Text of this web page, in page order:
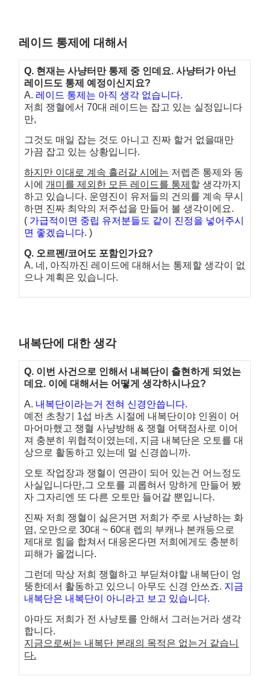
레이드 통제에 대해서
Q. 현재는 사냥터만 통제 중 인데요. 사냥터가 아닌
레이드도 통제 예정이신지요?
A. 레이드 통제는 아직 생각 없습니다.
저희 쟁혈에서 70대 레이드는 잡고 있는 실정입니다
만,
그것도 매일 잡는 것도 아니고 진짜 할거 없을때만
가끔 잡고 있는 상황입니다.
하지만 이대로 계속 흘러갈 시에는 저렙존 통제와 동
시에 개미를 제외한 모든 레이드를 통제 할생각까지
하고 있습니다. 운영진이 유저들의 건의를 계속 무시
하면 진짜 최악의 저주섭을 만들어 볼 생각이에요.
( 가급적이면 중립 유저분들도 같이 진정을 넣어주시
면 좋겠습니다. )
Q. 오르펜/코어도 포함인가요?
A. 네, 아직까진 레이드에 대해서는 통제할 생각이 없
으나 계획은 있습니다.
내복단에 대한 생각
Q. 이번 사건으로 인해서 내복단이 출현하게 되었는
데요. 이에 대해서는 어떻게 생각하시나요?
A. 내복단이라는거 전혀 신경안씁니다.
예전 초창기 1섭 바츠 시절에 내복단이야 인원이 어
마어마했고 쟁혈 사냥방해 & 쟁혈 어택점사로 이어
져 충분히 위협적이였는데, 지금 내복단은 오토를 대
상으로 활동하고 있는데 멀 신경씁니까.
오토 작업장과 쟁혈이 연관이 되어 있는건 어느정도
사실입니다만,그 오토를 괴롭혀서 망하게 만들어 봤
자 그자리엔 또 다른 오토만 들어갈 뿐입니다.
진짜 저희 쟁혈이 싫은거면 저희가 주로 사냥하는 화
염, 오만으로 30대 ~ 60대 렙의 부캐나 본캐등으로
제대로 힘을 합쳐서 대응온다면 저희에게도 충분히
피해가 올껍니다.
그런데 막상 저희 쟁혈하고 부딛쳐야할 내복단이 엉
뚱한데서 활동하고 있으니 아무도 신경 안쓰죠. 지금
내복단은 내복단이 아니라고 보고 있습니다.
아마도 저희가 전 사냥토를 안해서 그러는거라 생각
합니다.
지금으로써는 내복단 본래의 목적은 없는거 같습니
다.